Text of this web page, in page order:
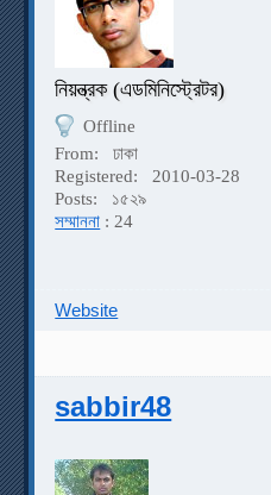
নিয়ন্ত্রক (এডমিনিস্ট্রেটর)
Offline
From:
ঢাকা
Registered:
2010-03-28
Posts:
১৫২৯
সম্মাননা : 24
Website
sabbir48